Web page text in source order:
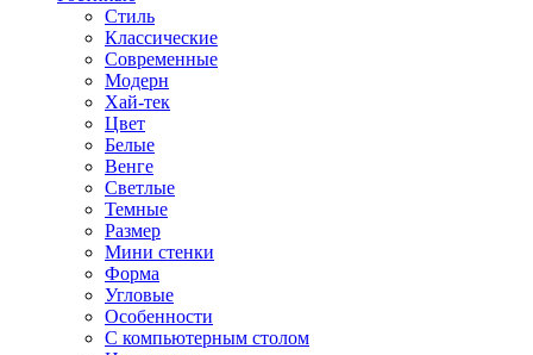
Стиль
Классические
Современные
Модерн
Хай-тек
Цвет
Белые
Венге
Светлые
Темные
Размер
Мини стенки
Форма
Угловые
Особенности
С компьютерным столом